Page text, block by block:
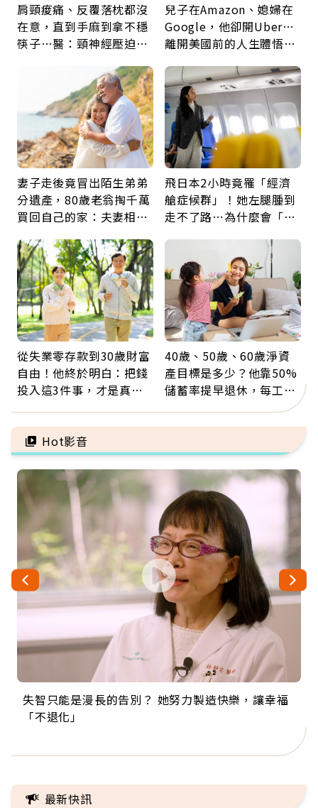
肩頸痠痛、反覆落枕都沒
在意，直到手麻到拿不穩
筷子…醫：頸神經壓迫上
兒子在Amazon、媳婦在
Google，他卻開Uber…
離開美國前的人生體悟：
妻子走後竟冒出陌生弟弟
分遺產，80歲老翁掏千萬
買回自己的家：夫妻相守
飛日本2小時竟罹「經濟
艙症候群」！她左腿腫到
走不了路…為什麼會「靜
從失業零存款到30歲財富
自由！他終於明白：把錢
投入這3件事，才是真正
40歲、50歲、60歲淨資
產目標是多少？他靠50%
儲蓄率提早退休，每工作
Hot影音
失智只能是漫長的告別？ 她努力製造快樂，讓幸福
「不退化」
來自剛果的巧克力神父 為台灣奉獻36年 「台灣是我
的家，我連作夢都講台語！」
63歲卸矽谷副總、搬回台灣找快樂！「蛋黃哥小
丑」走進安養院，逗樂上萬爺奶：退休後才開始真
104歲打破金氏世界紀錄 成為全球最年長羽球選
手，分享長壽的秘密原來是「這個」
事業巔峰他選擇追夢…黑手阿伯拉小提琴還登上小
巨蛋！連CNN都大讚！
最新快訊